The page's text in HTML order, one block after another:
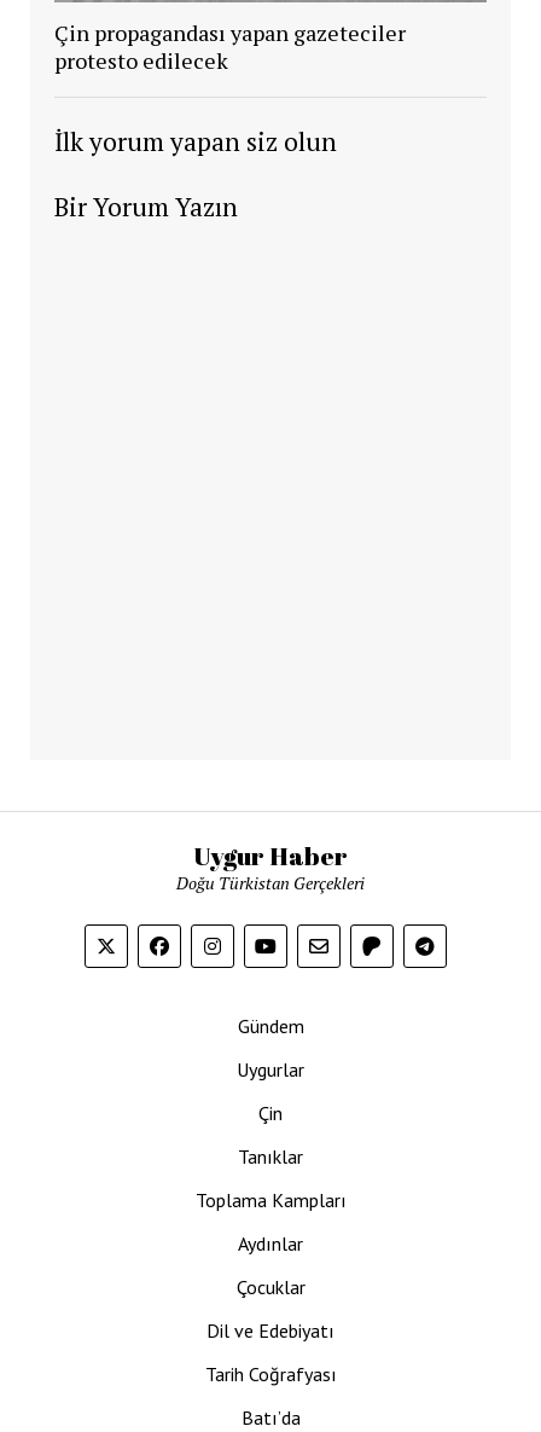
Çin propagandası yapan gazeteciler
protesto edilecek
İlk yorum yapan siz olun
Bir Yorum Yazın
Uygur Haber
Doğu Türkistan Gerçekleri
Gündem
Uygurlar
Çin
Tanıklar
Toplama Kampları
Aydınlar
Çocuklar
Dil ve Edebiyatı
Tarih Coğrafyası
Batı’da